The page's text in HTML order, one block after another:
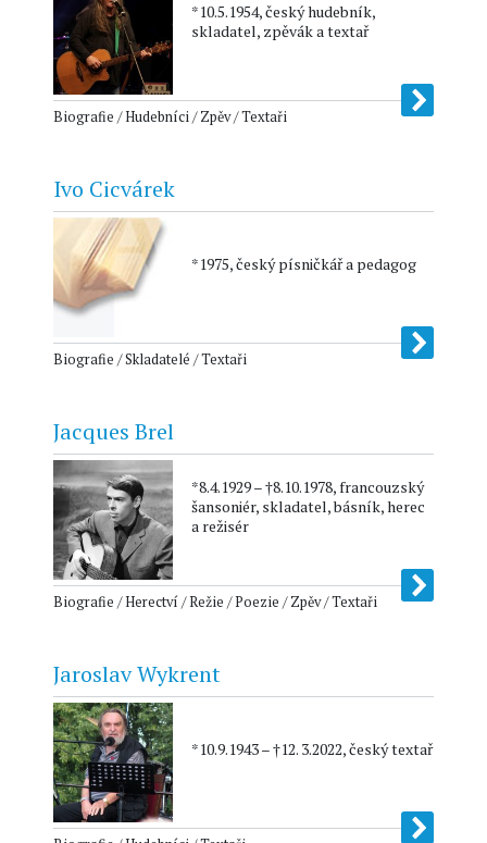
*10.5.1954, český hudebník,
skladatel, zpěvák a textař
Biografie / Hudebníci / Zpěv / Textaři
Ivo Cicvárek
*1975, český písničkář a pedagog
Biografie / Skladatelé / Textaři
Jacques Brel
*8.4.1929 – †8.10.1978, francouzský
šansoniér, skladatel, básník, herec
a režisér
Biografie / Herectví / Režie / Poezie / Zpěv / Textaři
Jaroslav Wykrent
*10.9.1943 – †12. 3.2022, český textař